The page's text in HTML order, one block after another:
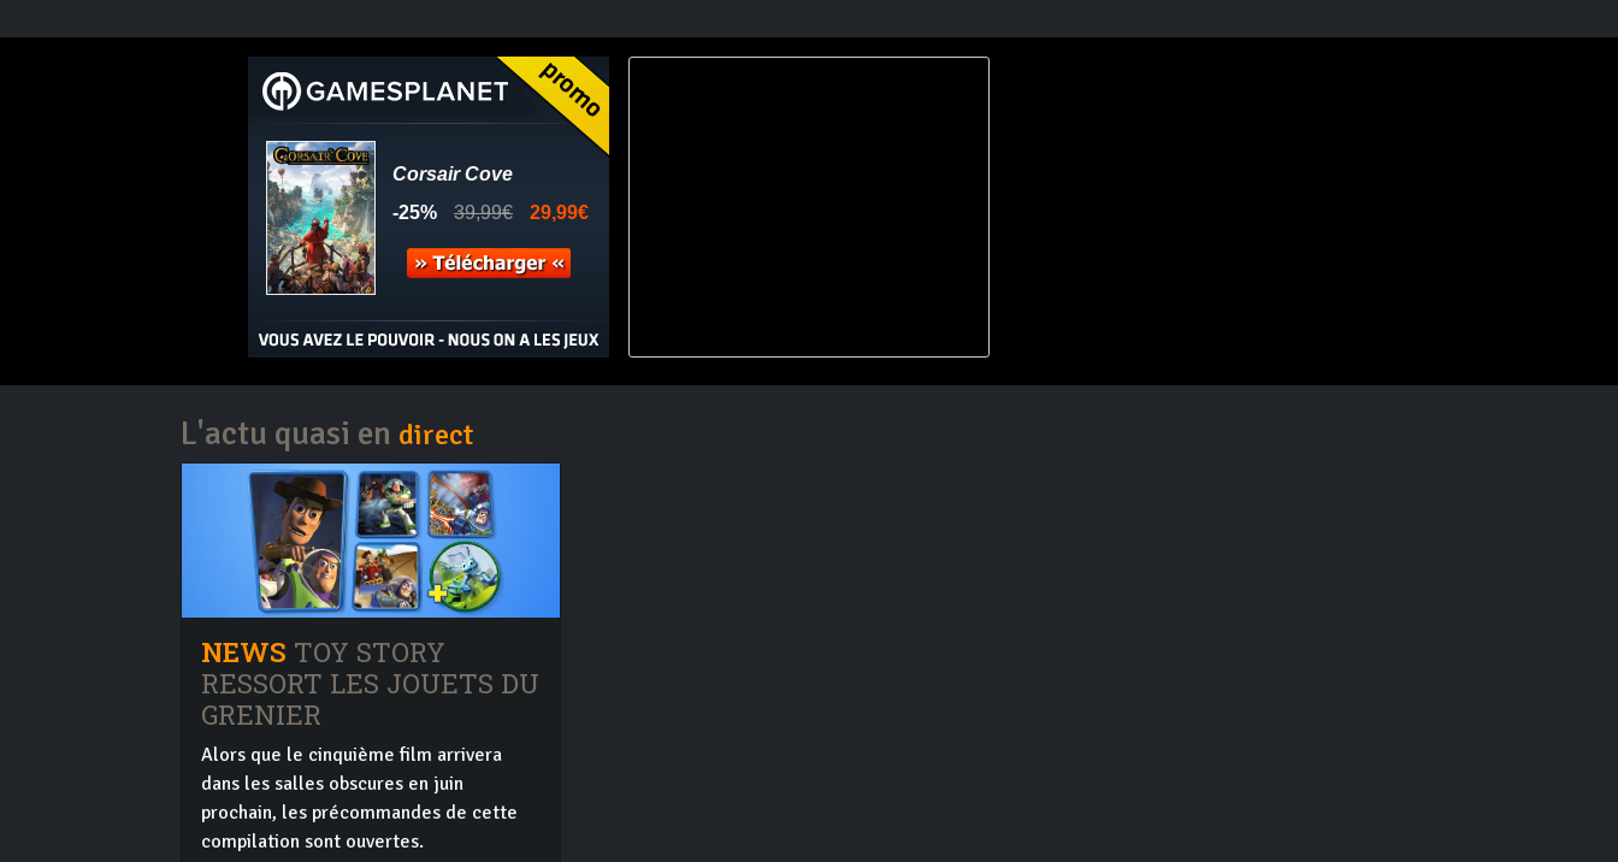
L'actu quasi en direct
NEWS TOY STORY
RESSORT LES JOUETS DU
GRENIER
Alors que le cinquième film arrivera
dans les salles obscures en juin
prochain, les précommandes de cette
compilation sont ouvertes.